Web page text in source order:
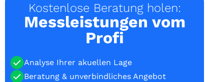
Kostenlose Beratung holen:
Messleistungen vom
Profi
Analyse Ihrer akuellen Lage
Beratung & unverbindliches Angebot